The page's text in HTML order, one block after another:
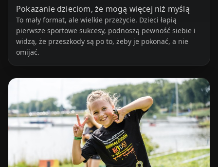
Pokazanie dzieciom, że mogą więcej niż myślą
To mały format, ale wielkie przeżycie. Dzieci łapią
pierwsze sportowe sukcesy, podnoszą pewność siebie i
widzą, że przeszkody są po to, żeby je pokonać, a nie
omijać.